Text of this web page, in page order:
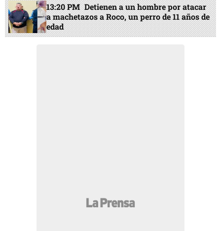
13:20 PM Detienen a un hombre por atacar
a machetazos a Roco, un perro de 11 años de
edad